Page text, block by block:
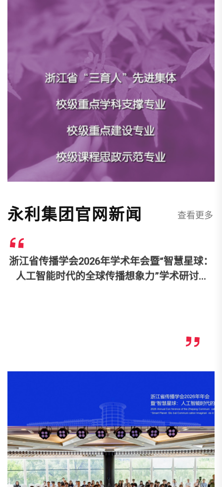
浙江省传播学会2026年学术年会暨“智慧星球：
人工智能时代的全球传播想象力”学术研讨...
永利集团官网新闻 查看更多